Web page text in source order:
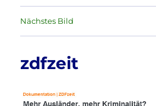
Nächstes Bild
zdfzeit